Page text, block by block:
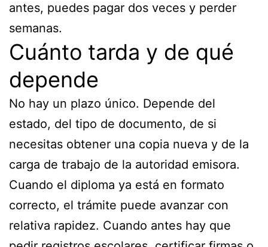
antes, puedes pagar dos veces y perder
semanas.
Cuánto tarda y de qué
depende
No hay un plazo único. Depende del
estado, del tipo de documento, de si
necesitas obtener una copia nueva y de la
carga de trabajo de la autoridad emisora.
Cuando el diploma ya está en formato
correcto, el trámite puede avanzar con
relativa rapidez. Cuando antes hay que